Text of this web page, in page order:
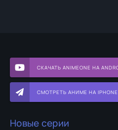
СКАЧАТЬ ANIMEONE НА
СМОТРЕТЬ АНИМЕ НА IPHONE
Новые серии